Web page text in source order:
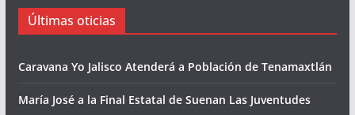
Últimas oticias
Caravana Yo Jalisco Atenderá a Población de Tenamaxtlán
María José a la Final Estatal de Suenan Las Juventudes